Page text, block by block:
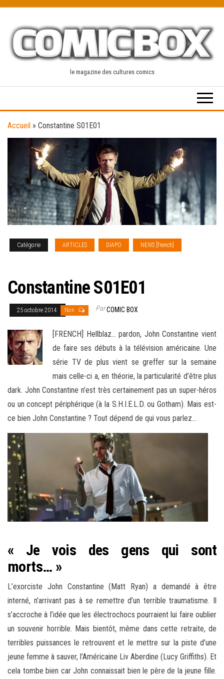
content
le magazine des cultures comics
Accueil » Constantine S01E01
Catégorie ARTICLES DIAPO NEWS [french]
Constantine S01E01
25 octobre 2014 Non ParCOMIC BOX
[FRENCH] Hellblaz… pardon, John Constantine vient
de faire ses débuts à la télévision américaine. Une
série TV de plus vient se greffer sur la semaine
mais celle-ci a, en théorie, la particularité d’être plus
dark. John Constantine n’est très certainement pas un super-héros
ou un concept périphérique (à la S.H.I.E.L.D. ou Gotham). Mais est-
ce bien John Constantine ? Tout dépend de qui vous parlez…
« Je vois des gens qui sont
morts… »
L’exorciste John Constantine (Matt Ryan) a demandé à être
interné, n’arrivant pas à se remettre d’un terrible traumatisme. Il
s’accroche à l’idée que les électrochocs pourraient lui faire oublier
un souvenir horrible. Mais bientôt, même dans cette retraite, de
terribles puissances le retrouvent et le mettre sur la piste d’une
jeune femme à sauver, l’Américaine Liv Aberdine (Lucy Griffiths). Et
cela tombe bien car John connaissait bien le père de la jeune fille.